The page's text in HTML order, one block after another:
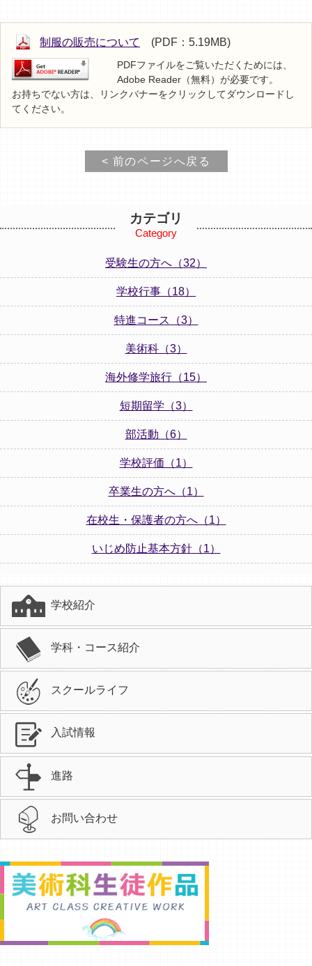
制服の販売について (PDF：5.19MB)
PDFファイルをご覧いただくためには、
Adobe Reader（無料）が必要です。
お持ちでない方は、リンクバナーをクリックしてダウンロードし
てください。
< 前のページへ戻る
カテゴリ
Category
受験生の方へ（32）
学校行事（18）
特進コース（3）
美術科（3）
海外修学旅行（15）
短期留学（3）
部活動（6）
学校評価（1）
卒業生の方へ（1）
在校生・保護者の方へ（1）
いじめ防止基本方針（1）
学校紹介
学科・コース紹介
スクールライフ
入試情報
進路
お問い合わせ